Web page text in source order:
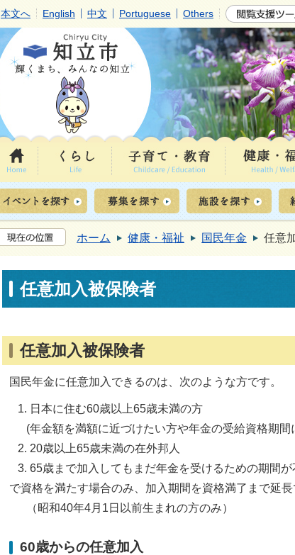
本文へ English 中文 Portuguese Others
ホーム 健康・福祉 国民年金 任意
任意加入被保険者
任意加入被保険者
国民年金に任意加入できるのは、次のような方です。
1. 日本に住む60歳以上65歳未満の方
(年金額を満額に近づけたい方や年金の受給資格期間
2. 20歳以上65歳未満の在外邦人
3. 65歳まで加入してもまだ年金を受けるための期間
で資格を満たす場合のみ、加入期間を資格満了まで延長
（昭和40年4月1日以前生まれの方のみ）
60歳からの任意加入